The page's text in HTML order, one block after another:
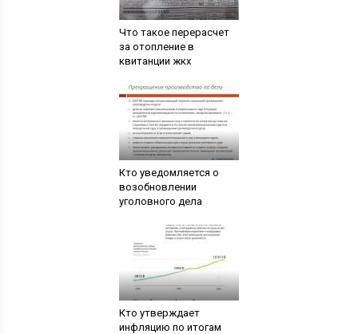
Что такое перерасчет
за отопление в
квитанции жкх
Кто уведомляется о
возобновлении
уголовного дела
Кто утверждает
инфляцию по итогам